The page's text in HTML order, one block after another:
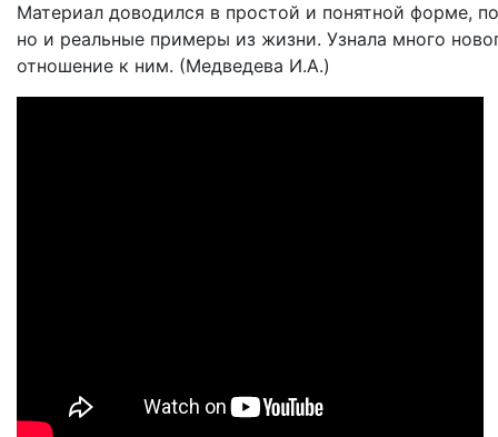
Материал доводился в простой и понятной форме,
но и реальные примеры из жизни. Узнала много
отношение к ним. (Медведева И.А.)